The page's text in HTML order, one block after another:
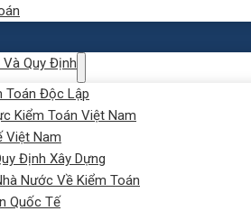
Quy Định
Toán Độc Lập
Kiểm Toán Việt Nam
Việt Nam
Định Xây Dựng
Nước Về Kiểm Toán
Quốc Tế